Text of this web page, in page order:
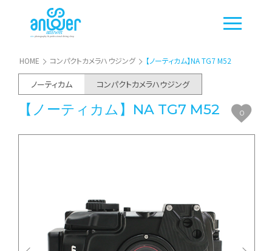
HOME コンパクトカメラハウジング 【ノーティカム】NA TG7 M52
ノーティカム コンパクトカメラハウジング
【ノーティカム】NA TG7 M52 0